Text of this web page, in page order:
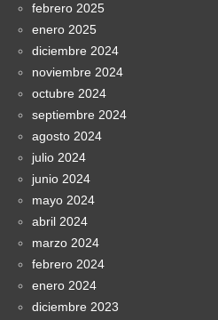
febrero 2025
enero 2025
diciembre 2024
noviembre 2024
octubre 2024
septiembre 2024
agosto 2024
julio 2024
junio 2024
mayo 2024
abril 2024
marzo 2024
febrero 2024
enero 2024
diciembre 2023